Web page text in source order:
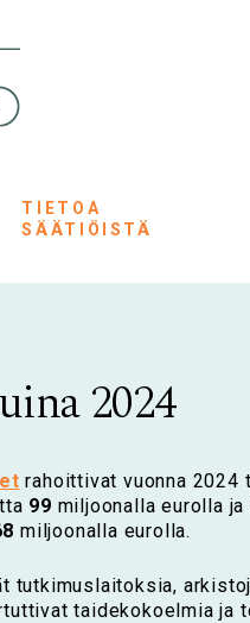
TIETOA
SÄÄTIÖISTÄ
2024
rahoittivat vuonna 2024
99 miljoonalla eurolla ja
miljoonalla eurolla.
tutkimuslaitoksia,
taidekokoelmia ja